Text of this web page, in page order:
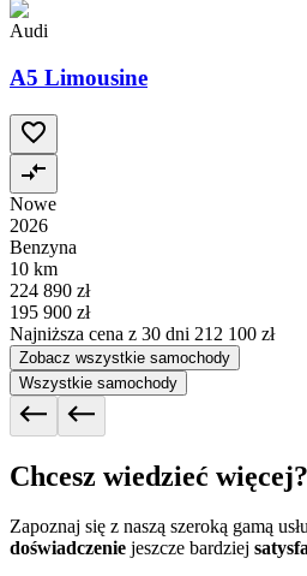
Audi
A5 Limousine
Nowe
2026
Benzyna
10 km
224 890 zł
195 900 zł
Najniższa cena z 30 dni 212 100 zł
Zobacz wszystkie samochody
Wszystkie samochody
Chcesz wiedzieć więcej?
Zapoznaj się z naszą szeroką gamą
doświadczenie jeszcze bardziej